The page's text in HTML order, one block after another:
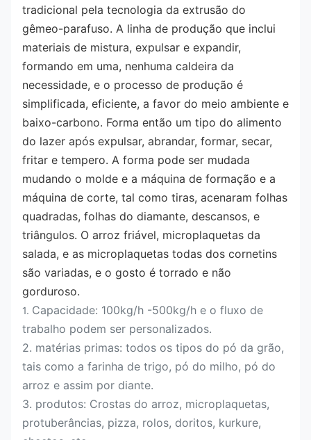
tradicional pela tecnologia da extrusão do
gêmeo-parafuso. A linha de produção que inclui
materiais de mistura, expulsar e expandir,
formando em uma, nenhuma caldeira da
necessidade, e o processo de produção é
simplificada, eficiente, a favor do meio ambiente e
baixo-carbono. Forma então um tipo do alimento
do lazer após expulsar, abrandar, formar, secar,
fritar e tempero. A forma pode ser mudada
mudando o molde e a máquina de formação e a
máquina de corte, tal como tiras, acenaram folhas
quadradas, folhas do diamante, descansos, e
triângulos. O arroz friável, microplaquetas da
salada, e as microplaquetas todas dos cornetins
são variadas, e o gosto é torrado e não
gorduroso.
1. Capacidade: 100kg/h -500kg/h e o fluxo de
trabalho podem ser personalizados.
2. matérias primas: todos os tipos do pó da grão,
tais como a farinha de trigo, pó do milho, pó do
arroz e assim por diante.
3. produtos: Crostas do arroz, microplaquetas,
protuberâncias, pizza, rolos, doritos, kurkure,